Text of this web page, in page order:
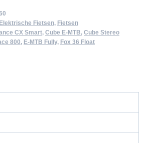
Elektrische Fietsen, Fietsen
CX Smart, Cube E-MTB, Cube Stereo
800, E-MTB Fully, Fox 36 Float